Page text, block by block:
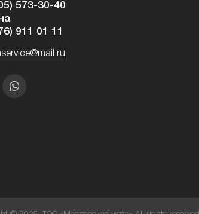
573-30-40
911 01 11